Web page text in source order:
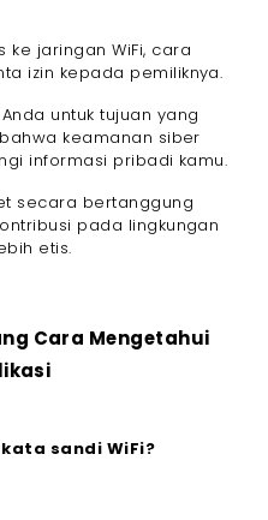
ke jaringan WiFi, cara
izin kepada pemiliknya.
untuk tujuan yang
keamanan siber
informasi pribadi kamu.
secara bertanggung
pada lingkungan
etis.
Cara Mengetahui
sandi WiFi?